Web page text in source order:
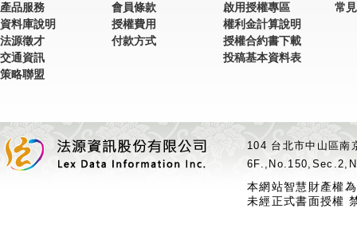
產品服務
資料庫說明
法源徵才
交通資訊
策略聯盟
會員條款
授權費用
付款方式
啟用授權專區
權利金計算說明
授權合約書下載
投稿基本資料表
常
104 台北市中山區
本網站智慧財產權
未經正式書面授權